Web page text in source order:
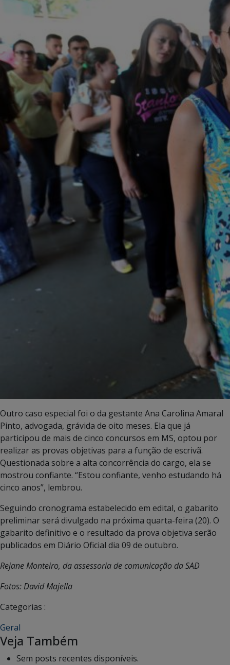
Outro caso especial foi o da gestante Ana Carolina Amaral
Pinto, advogada, grávida de oito meses. Ela que já
participou de mais de cinco concursos em MS, optou por
realizar as provas objetivas para a função de escrivã.
Questionada sobre a alta concorrência do cargo, ela se
mostrou confiante. “Estou confiante, venho estudando há
cinco anos”, lembrou.
Seguindo cronograma estabelecido em edital, o gabarito
preliminar será divulgado na próxima quarta-feira (20). O
gabarito definitivo e o resultado da prova objetiva serão
publicados em Diário Oficial dia 09 de outubro.
Rejane Monteiro, da assessoria de comunicação da SAD
Fotos: David Majella
Categorias :
Geral
Veja Também
Sem posts recentes disponíveis.